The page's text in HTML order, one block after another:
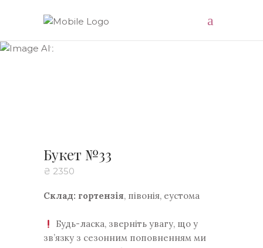
Доставляємо натхнення
Букет №33
₴ 2350
Склад: гортензія, півонія, еустома
Будь-ласка, зверніть увагу, що у
зв’язку з сезонним поповненням ми